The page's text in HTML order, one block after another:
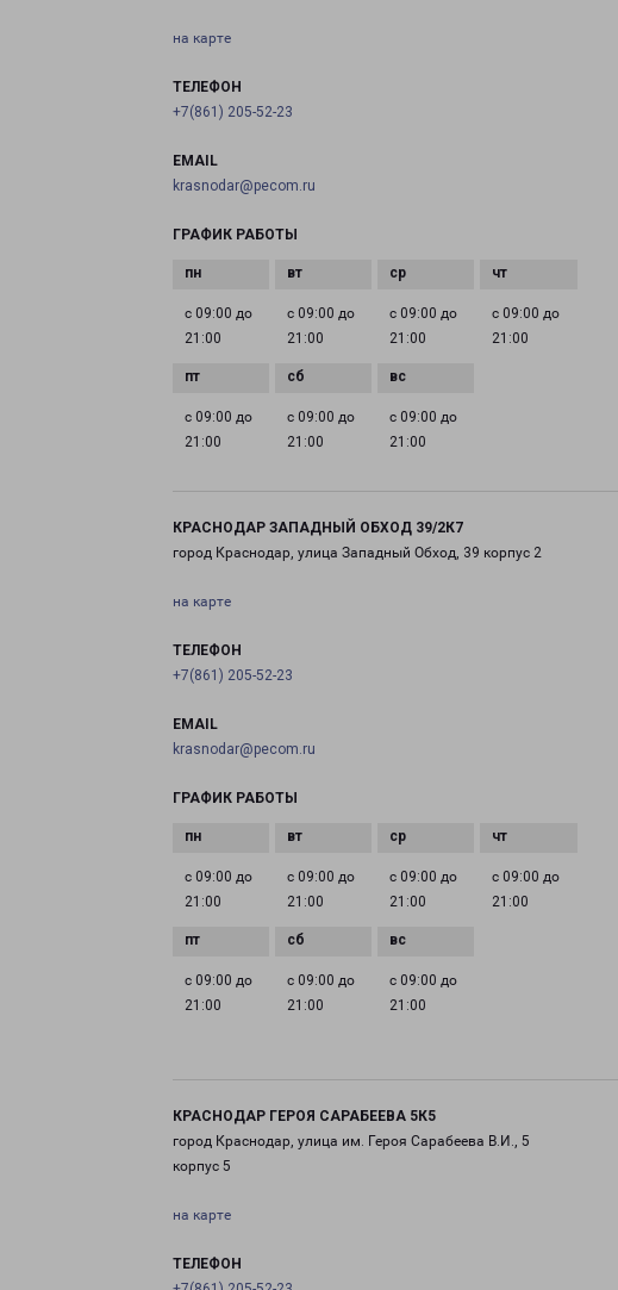
на карте
ТЕЛЕФОН
+7(861) 205-52-23
EMAIL
krasnodar@pecom.ru
ГРАФИК РАБОТЫ
с 09:00 до
21:00
с 09:00 до
21:00
с 09:00 до
21:00
с 09:00 до
21:00
с 09:00 до
21:00
с 09:00 до
21:00
с 09:00 до
21:00
КРАСНОДАР ЗАПАДНЫЙ ОБХОД 39/2К7
город Краснодар, улица Западный Обход, 39 корпус 2
на карте
ТЕЛЕФОН
+7(861) 205-52-23
EMAIL
krasnodar@pecom.ru
ГРАФИК РАБОТЫ
с 09:00 до
21:00
с 09:00 до
21:00
с 09:00 до
21:00
с 09:00 до
21:00
с 09:00 до
21:00
с 09:00 до
21:00
с 09:00 до
21:00
КРАСНОДАР ГЕРОЯ САРАБЕЕВА 5К5
город Краснодар, улица им. Героя Сарабеева В.И., 5
корпус 5
на карте
ТЕЛЕФОН